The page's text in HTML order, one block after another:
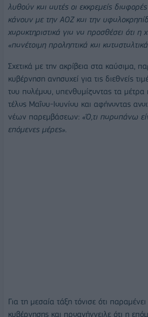
λυθούν και αυτές οι εκκρεμείς
κάνουν με την ΑΟΖ και την
χαρακτηριστικά για να προσθέσει ότι η
«πανέτοιμη προληπτικά και
Σχετικά με την ακρίβεια στα καύσιμα,
κυβέρνηση ανησυχεί για τις διεθνείς
του πολέμου, υπενθυμίζοντας τα
τέλος Μαΐου-Ιουνίου και αφήνοντας
νέων παρεμβάσεων: «Ό,τι παραπάνω
επόμενες μέρες».
Για τη μεσαία τάξη τόνισε ότι
κυβέρνησης και προανήγγειλε ότι η